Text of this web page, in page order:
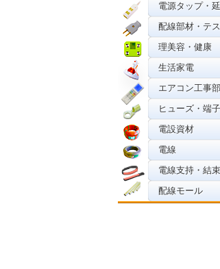
電源タップ・
配線部材・テ
理美容・健康
生活家電
エアコン工事
ヒューズ・端子
電設資材
電線
電線支持・結
配線モール